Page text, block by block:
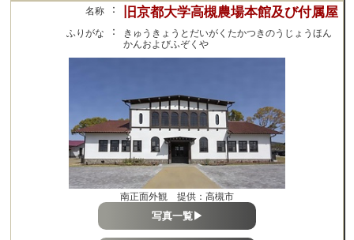
名称 ： 旧京都大学高槻農場本館及び付属屋
ふりがな ：
きゅうきょうとだいがくたかつきのうじょうほん
かんおよびふぞくや
南正面外観 提供：高槻市
写真一覧▶